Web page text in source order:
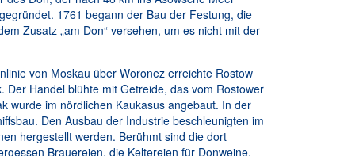
1761 begann der Bau der Festung, die
Zusatz „am Don“ versehen, um es nicht mit der
von Moskau über Woronez erreichte Rostow
Handel blühte mit Getreide, das vom Rostower
wurde im nördlichen Kaukasus angebaut. In der
Den Ausbau der Industrie beschleunigten im
hergestellt werden. Berühmt sind die dort
Brauereien, die Keltereien für Donweine,